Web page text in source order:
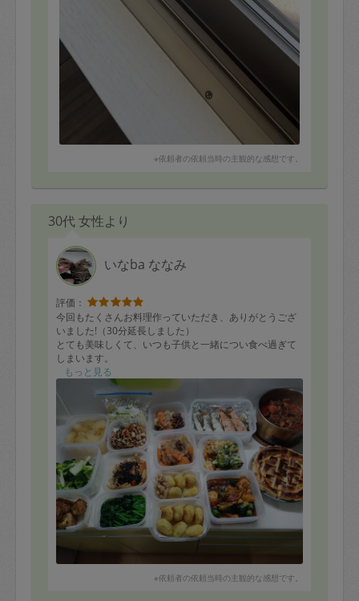
・お願いしていた家事+αもしていただき嬉しかったで
・時間いっぱい作業していただき、お掃除のポイント、
片付けのポイントもアドバイスいただきました。
・キッチンの食器棚引き出しを整理していただいたので
すが、帰ってきた娘9歳が「綺麗で取り出しやすくなって
る！」と大喜びでした。
ぜひまたお願いして、もっとお家を綺麗に心地よく過ご
せるようお掃除・整理整頓を参考にさせていただきたい
※依頼者の依頼当時の主観的な感想です。
30代 女性より
いなba ななみ
評価：
今回もたくさんお料理作っていただき、ありがとうござ
いました!（30分延長しました）
とても美味しくて、いつも子供と一緒につい食べ過ぎて
しまいます。
アップルパイもとても美味しかったです!
是非またお願いいたします。
もっと見る
※依頼者の依頼当時の主観的な感想です。